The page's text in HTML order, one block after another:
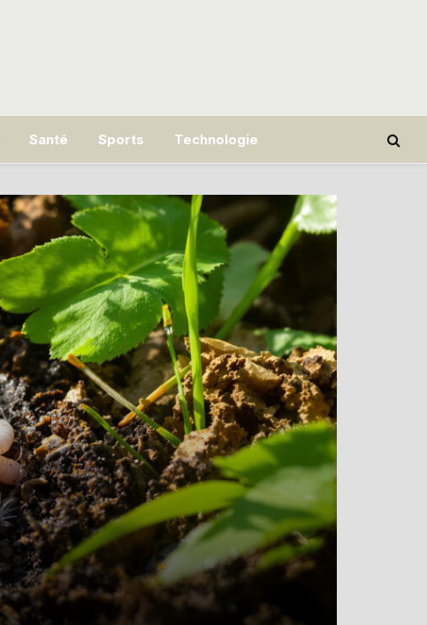
Santé Sports Technologie